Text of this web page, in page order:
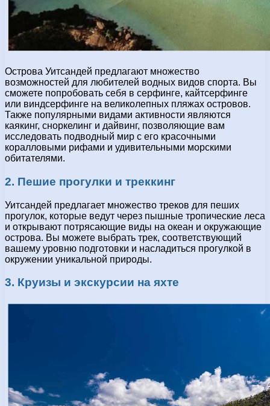
Острова Уитсандей предлагают множество
возможностей для любителей водных видов спорта. Вы
сможете попробовать себя в серфинге, кайтсерфинге
или виндсерфинге на великолепных пляжах островов.
Также популярными видами активности являются
каякинг, сноркелинг и дайвинг, позволяющие вам
исследовать подводный мир с его красочными
коралловыми рифами и удивительными морскими
обитателями.
2. Пешие прогулки и треккинг
Уитсандей предлагает множество треков для пеших
прогулок, которые ведут через пышные тропические леса
и открывают потрясающие виды на океан и окружающие
острова. Вы можете выбрать трек, соответствующий
вашему уровню подготовки и насладиться прогулкой в
окружении уникальной природы.
3. Круизы и экскурсии на яхте